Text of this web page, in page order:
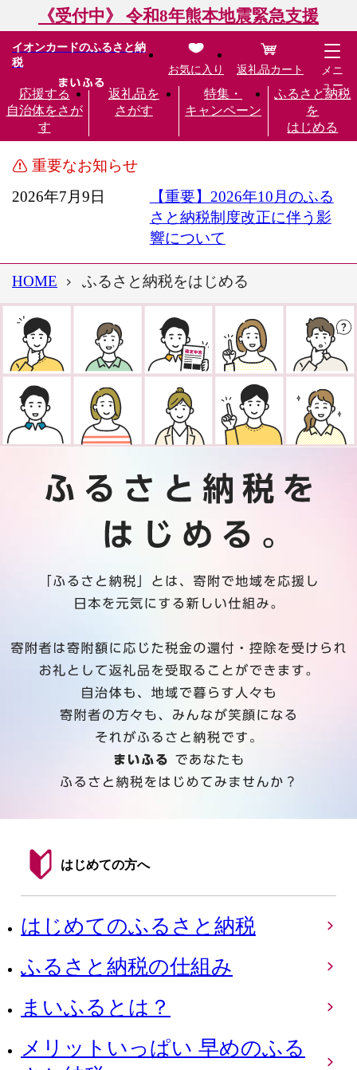
《受付中》 令和8年熊本地震緊急支援
イオンカードのふるさと納
税
応援する
自治体をさが
す
返礼品を
さがす
特集・
キャンペーン
ふるさと納税
を
はじめる
お気に入り 返礼品カート
メニ
ュー
重要なお知らせ
2026年7月9日
【重要】2026年10月のふる
さと納税制度改正に伴う影
響について
HOME ふるさと納税をはじめる
はじめての方へ
はじめてのふるさと納税
ふるさと納税の仕組み
まいふるとは？
メリットいっぱい 早めのふる